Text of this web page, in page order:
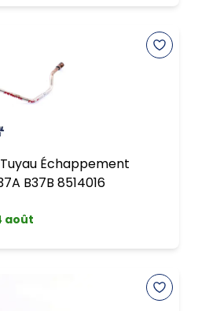
Échappement
B37B 8514016
août